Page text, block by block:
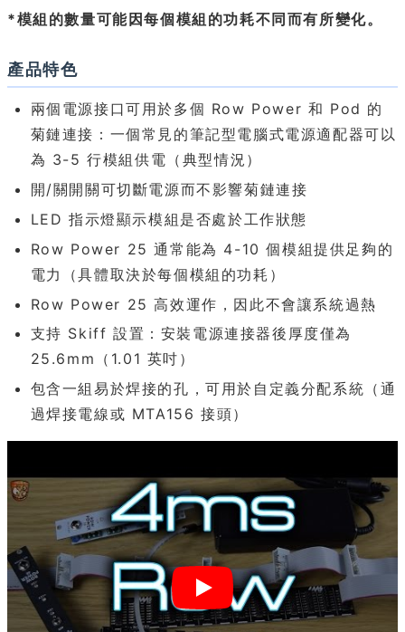
*模組的數量可能因每個模組的功耗不同而有所變化。
產品特色
兩個電源接口可用於多個 Row Power 和 Pod 的
菊鏈連接：一個常見的筆記型電腦式電源適配器可以
為 3-5 行模組供電（典型情況）
開/關開關可切斷電源而不影響菊鏈連接
LED 指示燈顯示模組是否處於工作狀態
Row Power 25 通常能為 4-10 個模組提供足夠的
電力（具體取決於每個模組的功耗）
Row Power 25 高效運作，因此不會讓系統過熱
支持 Skiff 設置：安裝電源連接器後厚度僅為
25.6mm（1.01 英吋）
包含一組易於焊接的孔，可用於自定義分配系統（通
過焊接電線或 MTA156 接頭）